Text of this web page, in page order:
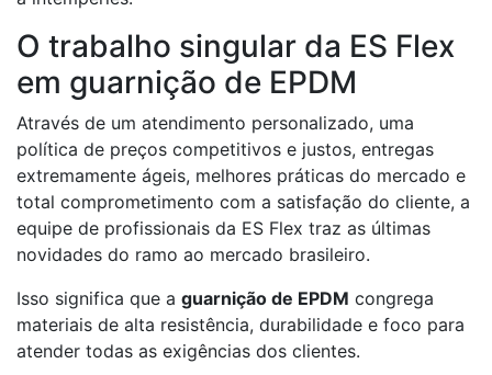
O trabalho singular da ES Flex
em guarnição de EPDM
Através de um atendimento personalizado, uma
política de preços competitivos e justos, entregas
extremamente ágeis, melhores práticas do mercado e
total comprometimento com a satisfação do cliente, a
equipe de profissionais da ES Flex traz as últimas
novidades do ramo ao mercado brasileiro.
Isso significa que a guarnição de EPDM congrega
materiais de alta resistência, durabilidade e foco para
atender todas as exigências dos clientes.